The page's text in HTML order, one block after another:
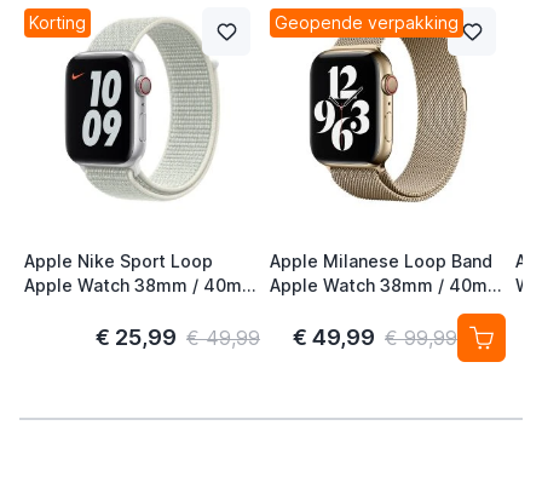
Korting
Apple Nike Sport Loop
Apple Watch 38mm / 40mm
€ 25,99 € 49,99
Geopende verpakking
Apple Milanese Loop Band
Apple Watch 38mm / 40mm
/ 41mm / 42mm Gold (2nd
Gen)€ 49,99 € 99,99